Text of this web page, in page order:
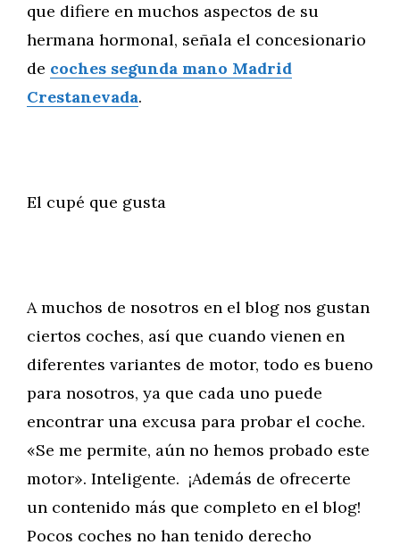
que difiere en muchos aspectos de su
hermana hormonal, señala el concesionario
de coches segunda mano Madrid
Crestanevada.
El cupé que gusta
A muchos de nosotros en el blog nos gustan
ciertos coches, así que cuando vienen en
diferentes variantes de motor, todo es bueno
para nosotros, ya que cada uno puede
encontrar una excusa para probar el coche.
«Se me permite, aún no hemos probado este
motor». Inteligente. ¡Además de ofrecerte
un contenido más que completo en el blog!
Pocos coches no han tenido derecho